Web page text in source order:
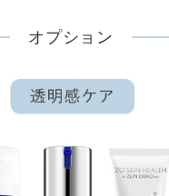
オプション